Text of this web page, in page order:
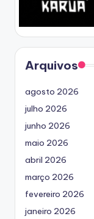
Arquivos
agosto 2026
julho 2026
junho 2026
maio 2026
abril 2026
março 2026
fevereiro 2026
janeiro 2026